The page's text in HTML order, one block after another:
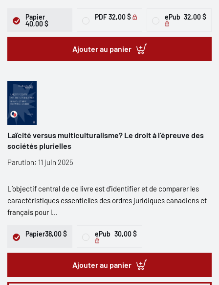
Papier
40,00 $
PDF32,00 $ ePub 32,00 $
Ajouter au panier
Laïcité versus multiculturalisme? Le droit à l’épreuve des
sociétés plurielles
Parution: 11 juin 2025
L’objectif central de ce livre est d’identifier et de comparer les
caractéristiques essentielles des ordres juridiques canadiens et
français pour l...
Papier38,00 $ ePub 30,00 $
Ajouter au panier